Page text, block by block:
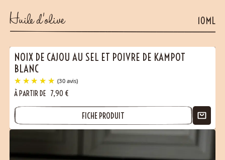
Huile d’olive 10ML
NOIX DE CAJOU AU SEL ET POIVRE DE KAMPOT
BLANC
À PARTIR DE 7,90 €
FICHE PRODUIT